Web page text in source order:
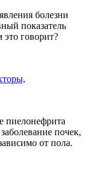
болезни
показатель
говорит?
пиелонефрита
почек,
от пола.